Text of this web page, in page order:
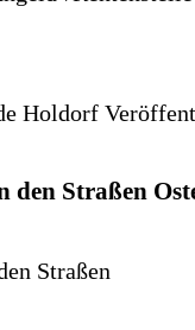
Holdorf
den Straßen